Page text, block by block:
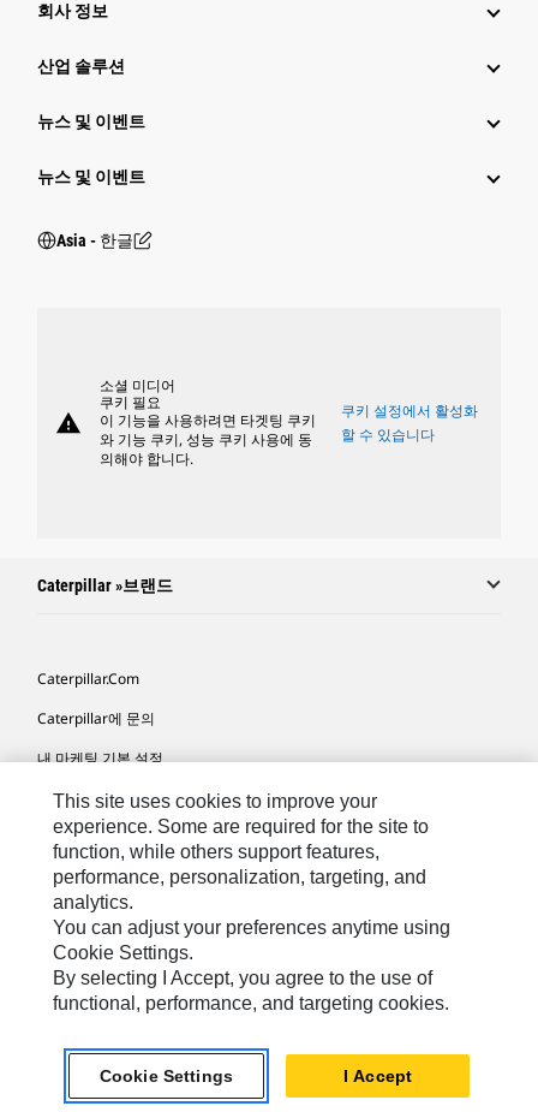
회사 정보
산업 솔루션
뉴스 및 이벤트
뉴스 및 이벤트
Asia - 한글
warning
소셜 미디어
쿠키 필요
이 기능을 사용하려면 타겟팅 쿠키
와 기능 쿠키, 성능 쿠키 사용에 동
의해야 합니다.
쿠키 설정에서 활성화
할 수 있습니다
Caterpillar »브랜드
Caterpillar.com
Caterpillar에 문의
내 마케팅 기본 설정
사이트 맵
Cookie Settings
법적 고지
개인정보취급방침
위치정보 이용약관
KR - Korean© 2026 Caterpillar. 판권 소유
This site uses cookies to improve your
experience. Some are required for the site to
function, while others support features,
performance, personalization, targeting, and
analytics.
You can adjust your preferences anytime using
Cookie Settings.
By selecting I Accept, you agree to the use of
functional, performance, and targeting cookies.
Cookie Settings I Accept